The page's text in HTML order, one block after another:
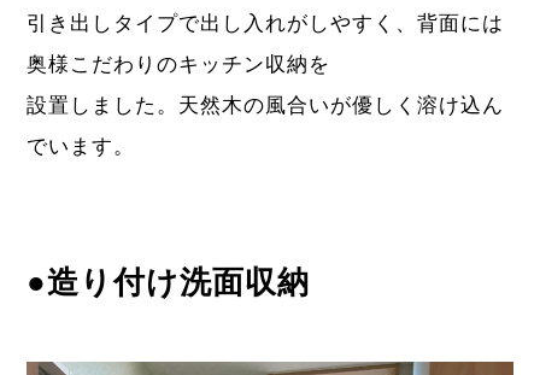
引き出しタイプで出し入れがしやすく、背面には
奥様こだわりのキッチン収納を
設置しました。天然木の風合いが優しく溶け込ん
でいます。
●造り付け洗面収納